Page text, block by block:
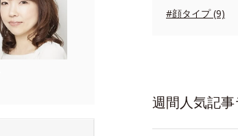
#顔タイプ (9)
週間人気記